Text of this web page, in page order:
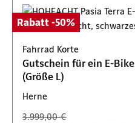
Rabatt -50%
Fahrrad Korte
Gutschein für ein E-
(Größe L)
Herne
3.999,00 €